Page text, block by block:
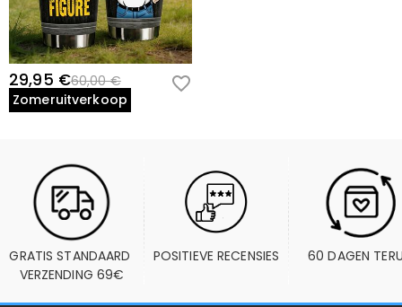
29,95 €60,00 €
Zomeruitverkoop
GRATIS STANDAARD
VERZENDING 69€
POSITIEVE RECENSIES 60 DAGEN